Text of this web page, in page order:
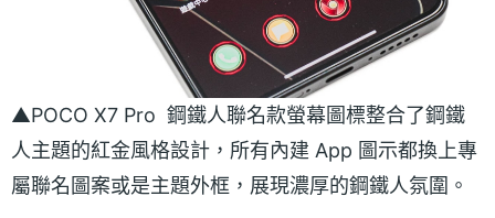
▲POCO X7 Pro 鋼鐵人聯名款螢幕圖標整合了鋼鐵
人主題的紅金風格設計，所有內建 App 圖示都換上專
屬聯名圖案或是主題外框，展現濃厚的鋼鐵人氛圍。